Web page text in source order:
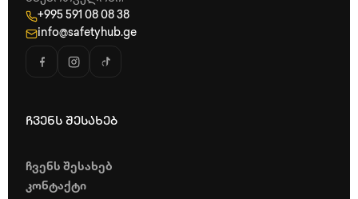
+995 591 08 08 38
info@safetyhub.ge
ჩვენს შესახებ
ჩვენს შესახებ
კონტაქტი